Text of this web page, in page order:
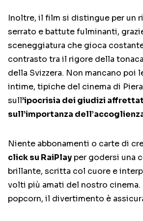
Inoltre, il film si distingue per un
serrato e battute fulminanti,
sceneggiatura che gioca
contrasto tra il rigore della
della Svizzera. Non mancano poi
intime, tipiche del cinema di
sull’ipocrisia dei giudizi
sull’importanza
Niente abbonamenti o carte di
click su RaiPlay per godersi una
brillante, scritta col cuore e
volti più amati del nostro cinema.
popcorn, il divertimento è